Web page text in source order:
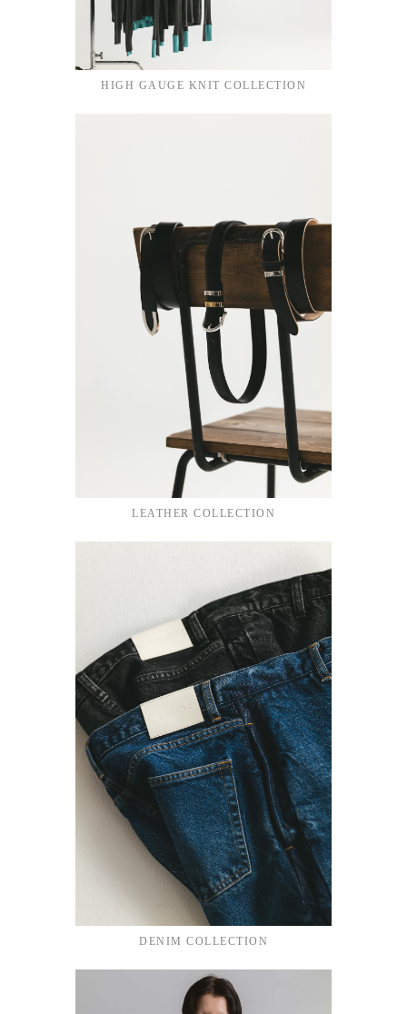
HIGH GAUGE KNIT COLLECTION
LEATHER COLLECTION
DENIM COLLECTION